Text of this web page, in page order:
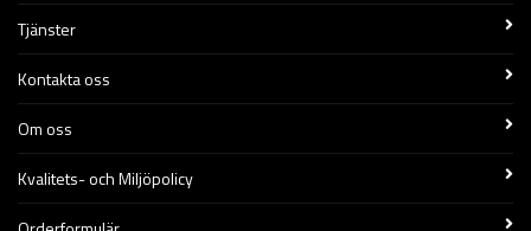
Tjänster
Kontakta oss
Om oss
Kvalitets- och Miljöpolicy